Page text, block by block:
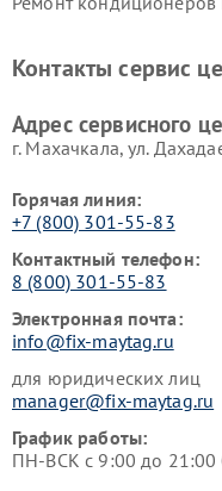
Контакты сервис
Адрес сервисного
г. Махачкала, ул.
Горячая линия:
+7 (800) 301-55-83
Контактный телефон:
8 (800) 301-55-83
Электронная почта:
info@fix-maytag.ru
для юридических лиц
manager@fix-maytag.ru
График работы:
ПН-ВСК с 9:00 до 21:00